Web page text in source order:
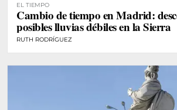
EL TIEMPO
Cambio de tiempo en Madrid:
posibles lluvias débiles en la Sierra
RUTH RODRÍGUEZ